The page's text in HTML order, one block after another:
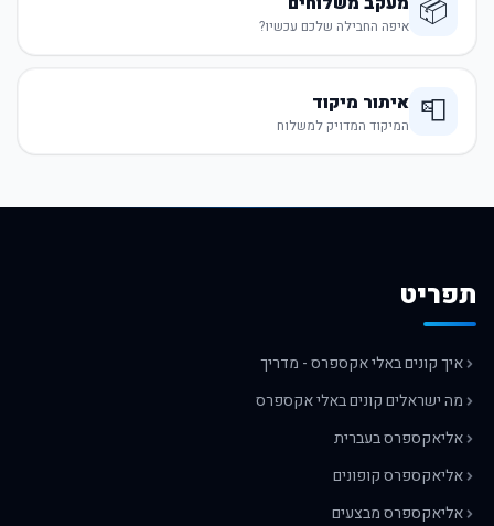
📦 איפה החבילה שלכם עכשיו?
📮 איתור מיקוד
המיקוד המדויק למשלוח
תפריט
איך קונים באלי אקספרס - מדריך
מה ישראלים קונים באלי אקספרס
אליאקספרס בעברית
אליאקספרס קופונים
אליאקספרס מבצעים